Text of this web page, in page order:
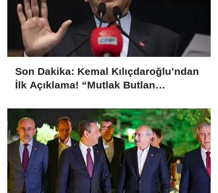
Son Dakika: Kemal Kılıçdaroğlu’ndan
İlk Açıklama! “Mutlak Butlan